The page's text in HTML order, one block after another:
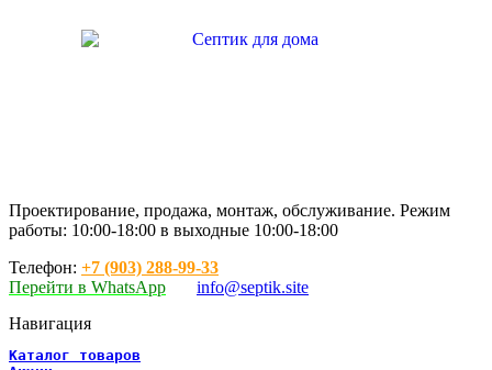
Проектирование, продажа, монтаж, обслуживание. Режим
работы: 10:00-18:00 в выходные 10:00-18:00
Телефон: +7 (903) 288-99-33
Перейти в WhatsApp
info@septik.site
Навигация
Каталог товаров